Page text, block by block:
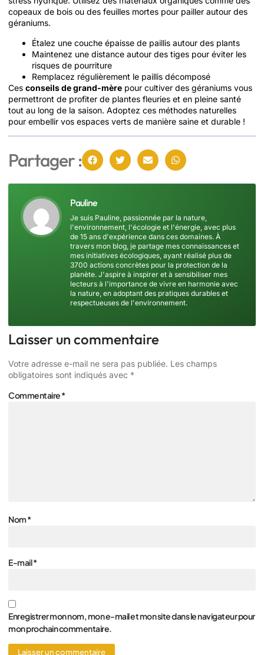
copeaux de bois ou des feuilles mortes pour pailler autour des
géraniums.
Étalez une couche épaisse de paillis autour des plants
Maintenez une distance autour des tiges pour éviter les
risques de pourriture
Remplacez régulièrement le paillis décomposé
Ces conseils de grand-mère pour cultiver des géraniums vous
permettront de profiter de plantes fleuries et en pleine santé
tout au long de la saison. Adoptez ces méthodes naturelles
pour embellir vos espaces verts de manière saine et durable !
Partager :
Pauline
Je suis Pauline, passionnée par la nature,
l'environnement, l'écologie et l'énergie, avec plus
de 15 ans d'expérience dans ces domaines. À
travers mon blog, je partage mes connaissances et
mes initiatives écologiques, ayant réalisé plus de
3700 actions concrètes pour la protection de la
planète. J'aspire à inspirer et à sensibiliser mes
lecteurs à l'importance de vivre en harmonie avec
la nature, en adoptant des pratiques durables et
respectueuses de l'environnement.
Laisser un commentaire
Votre adresse e-mail ne sera pas publiée. Les champs
obligatoires sont indiqués avec *
Commentaire*
Nom*
E-mail*
Enregistrer mon nom, mon e-mail et mon site dans le navigateur pour
mon prochain commentaire.